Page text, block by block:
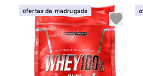
ofertas da madrugada